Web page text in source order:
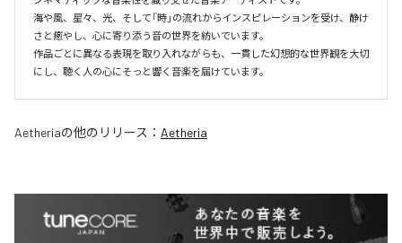
海や風、星々、光、そして「時」の流れからインスピレーションを受け、静け
さと癒やし、心に寄り添う音の世界を紡いでいます。
作品ごとに異なる表現を取り入れながらも、一貫した幻想的な世界観を大切
にし、聴く人の心にそっと響く音楽を届けています。
Aetheriaの他のリリース： Aetheria